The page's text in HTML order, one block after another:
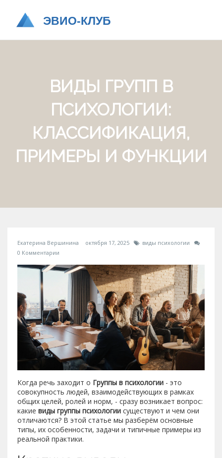
ВИДЫ ГРУПП В
ПСИХОЛОГИИ:
КЛАССИФИКАЦИЯ,
ПРИМЕРЫ И ФУНКЦИИ
Екатерина Вершинина октября 17, 2025
виды психологии
0 Комментарии
Когда речь заходит о Группы в психологии - это
совокупность людей, взаимодействующих в рамках
общих целей, ролей и норм, - сразу возникает вопрос:
какие виды группы психологии существуют и чем они
отличаются? В этой статье мы разберём основные
типы, их особенности, задачи и типичные примеры из
реальной практики.